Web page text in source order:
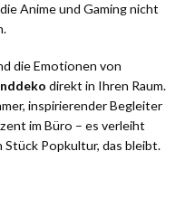
Anime und Gaming nicht
die Emotionen von
direkt in Ihren Raum.
inspirierender Begleiter
im Büro – es verleiht
Popkultur, das bleibt.